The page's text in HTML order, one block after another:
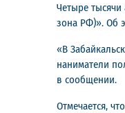
Четыре
зона РФ)». Об
«В
наниматели
в сообщении.
Отмечается,